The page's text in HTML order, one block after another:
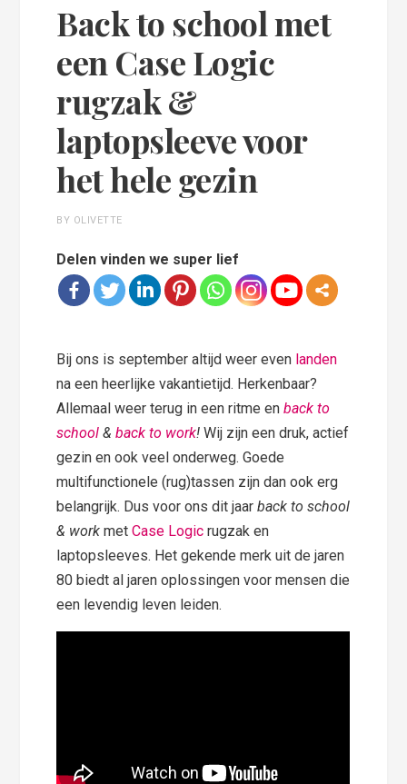
Back to school met
een Case Logic
rugzak &
laptopsleeve voor
het hele gezin
BY OLIVETTE
Delen vinden we super lief
Bij ons is september altijd weer even landen
na een heerlijke vakantietijd. Herkenbaar?
Allemaal weer terug in een ritme enback to
school &back to work!Wij zijn een druk, actief
gezin en ook veel onderweg. Goede
multifunctionele (rug)tassen zijn dan ook erg
belangrijk. Dus voor ons dit jaarback to school
& work metCase Logic rugzak en
laptopsleeves. Het gekende merk uit de jaren
80 biedt al jaren oplossingen voor mensen die
een levendig leven leiden.